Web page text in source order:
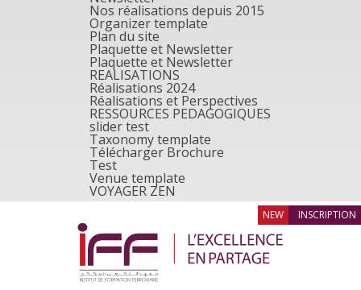
Nos réalisations depuis 2015
Organizer template
Plan du site
Plaquette et Newsletter
Plaquette et Newsletter
REALISATIONS
Réalisations 2024
Réalisations et Perspectives
RESSOURCES PEDAGOGIQUES
slider test
Taxonomy template
Télécharger Brochure
Test
Venue template
VOYAGER ZEN
INSCRIPTION